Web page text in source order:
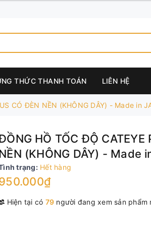
THỨC THANH TOÁN LIÊN HỆ
CÓ ĐÈN NỀN (KHÔNG DÂY) - Made in
HỒ TỐC ĐỘ CATEYE
(KHÔNG DÂY) - Made
trạng: Hết hàng
Hiện tại có 79 người đang xem sản phẩm